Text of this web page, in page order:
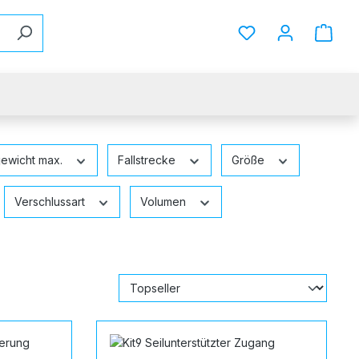
Du hast 0
max. Fallstrecke Größe
Verschlussart Volumen